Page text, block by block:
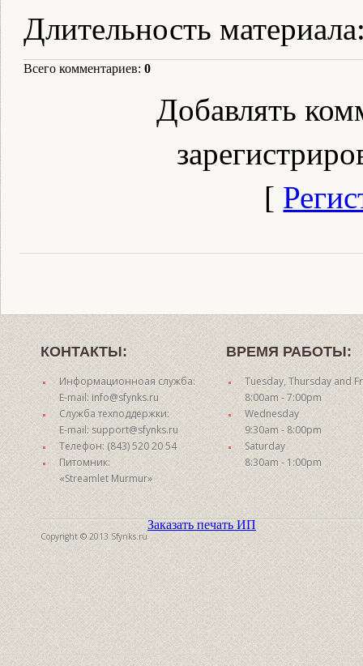
Длительность материала
Всего комментариев: 0
Добавлять
[
КОНТАКТЫ:
Информационноая служба:
E-mail: info@sfynks.ru
Служба техподдержки:
E-mail: support@sfynks.ru
Телефон: (843) 520 20 54
Питомник:
«Streamlet Murmur»
ВРЕМЯ РАБОТЫ:
Tuesday, Thursday and
8:00am - 7:00pm
Wednesday
9:30am - 8:00pm
Saturday
8:30am - 1:00pm
Copyright © 2013 Sfynks.ru
Заказать печать ИП